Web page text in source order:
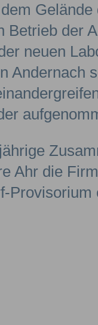
Betrieb der
neuen
Andernach
Ahr die